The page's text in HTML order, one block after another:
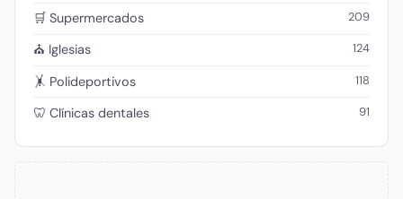
🛒 Supermercados 209
⛪ Iglesias 124
🤸 Polideportivos 118
🦷 Clínicas dentales 91